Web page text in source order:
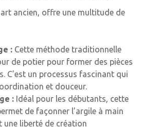
ancien, offre une multitude de
: Cette méthode traditionnelle
de potier pour former des pièces
C’est un processus fascinant qui
et douceur.
: Idéal pour les débutants, cette
de façonner l’argile à main
une liberté de création